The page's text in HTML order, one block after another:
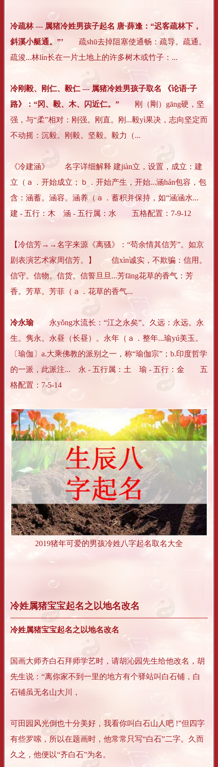
冷疏林 --- 属猪冷姓男孩子起名 唐·薛逢：“迟客疏林下，
斜溪小艇通。”’ 疏shū去掉阻塞使通畅：疏导。疏通。
疏浚...林lín长在一片土地上的许多树木或竹子：...
冷刚毅、刚仁、毅仁 --- 属猪冷姓男孩子取名 《论语·子
路》：“冈、毅、木、闪近仁。” 刚（剛）gāng硬，坚
强，与“柔”相对：刚强。刚直。刚...毅yì果决，志向坚定而
不动摇：沉毅。刚毅。坚毅。毅力（...
《冷建涵》 名字详细解释 建jiàn立，设置，成立：建
立（ａ．开始成立；ｂ．开始产生，开始...涵hán包容，包
含：涵蓄。涵容。涵养（ａ．蓄积并保持，如“涵涵水...
建 - 五行：木 涵 - 五行属：水 五格配置：7-9-12
【冷信芳→→名字来源《离骚》：“苟余情其信芳”。如京
剧表演艺术家周信芳。】 信xìn诚实，不欺骗：信用。
信守。信物。信货。信誓旦旦...芳fāng花草的香气：芳
香。芳草。芳菲（ａ．花草的香气...
冷永瑜永yǒng水流长：“江之永矣”。久远：永远。永
生。隽永。永昼（长昼）。永年（ａ．整年...瑜yú美玉。
〔瑜伽〕a.大乘佛教的派别之一，称“瑜伽宗”；b.印度哲学
的一派，此派注... 永 - 五行属：土 瑜 - 五行：金 五
格配置：7-5-14
2019猪年可爱的男孩冷姓八字起名取名大全
冷姓属猪宝宝起名之以地名改名
冷姓属猪宝宝起名之以地名改名
国画大师齐白石拜师学艺时，请胡沁园先生给他改名，胡
先生说：“离你家不到一里的地方有个驿站叫白石铺，白
石铺虽无名山大川，
可田园风光倒也十分美好，我看你叫白石山人吧 !”但四字
有些罗嗦，所以在题画时，他常常只写“白石”二字。久而
久之，他便以“齐白石”为名。